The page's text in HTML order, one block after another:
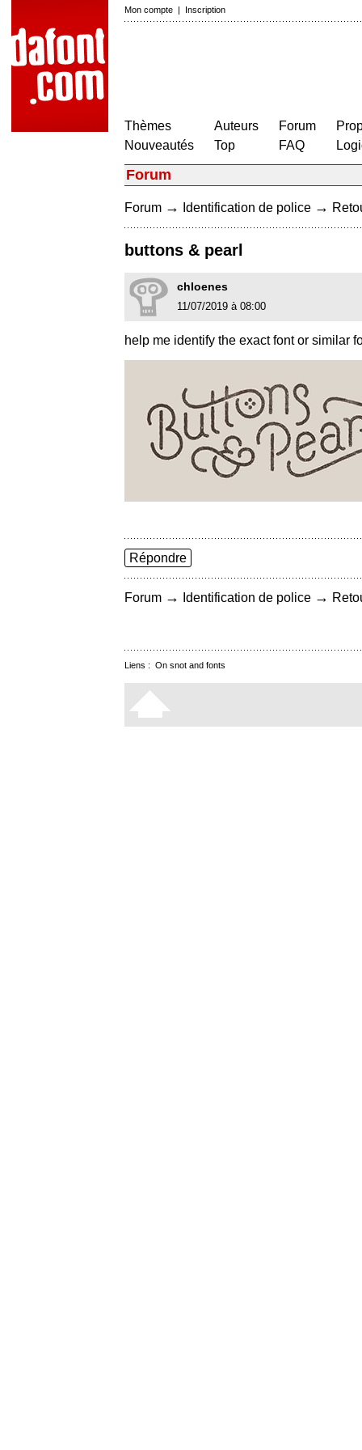
Mon compte | Inscription
Thèmes
Nouveautés
Auteurs
Top
Forum
FAQ
Forum
Forum → Identification de police →
buttons & pearl
chloenes
11/07/2019 à 08:00
help me identify the exact font or similar
Répondre
Forum → Identification de police →
Liens : On snot and fonts